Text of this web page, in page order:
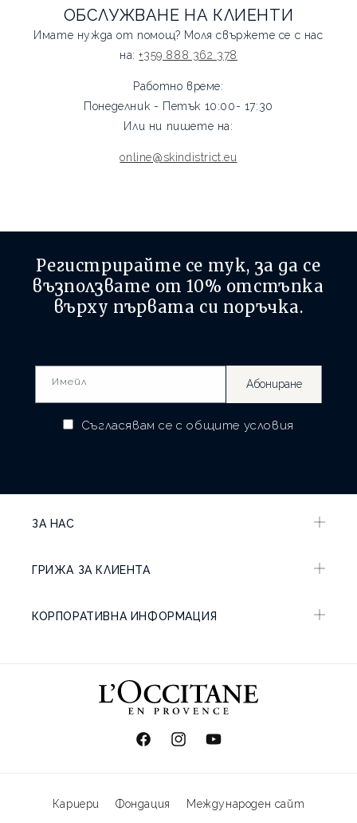
ОБСЛУЖВАНЕ НА КЛИЕНТИ
Имате нужда от помощ? Моля свържете се с нас
на:+359 888 362 378
Работно време:
Понеделник - Петък 10:00- 17:30
Или ни пишете на:
online@skindistrict.eu
Регистрирайте се тук, за да се
възползвате от10% отстъпка
върху първата си поръчка.
Имейл Абониране
Съгласявам се собщите условия
ЗА НАС
ГРИЖА ЗА КЛИЕНТА
КОРПОРАТИВНА ИНФОРМАЦИЯ
FacebookInstagramYouTube
Кариери Фондация Международен сайт